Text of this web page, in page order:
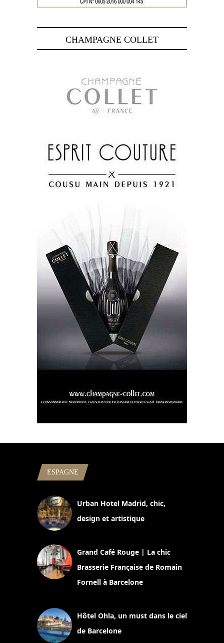
CHAMPAGNE COLLET
ESPAGNE
Urban Hotel Madrid, chic,
design et artistique
Grand Café Rouge | La chic
Brasserie Française de Romain
Fornell à Barcelone
Hôtel Ohla, un must dans le ciel
de Barcelone